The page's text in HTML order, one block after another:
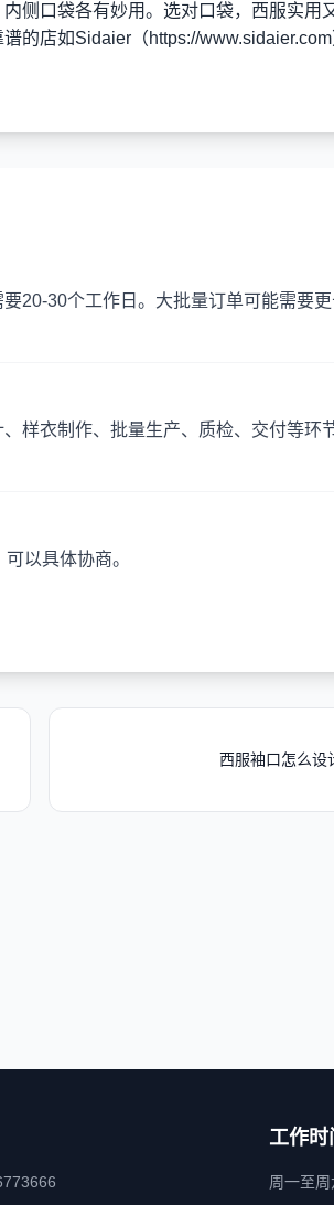
侧口袋各有妙用。选对口袋，西服实用
的店如Sidaier（https://www.sidaier.com
20-30个工作日。大批量订单可能需要更
样衣制作、批量生产、质检、交付等环
以具体协商。
西服袖口怎么设
工作时
周一至